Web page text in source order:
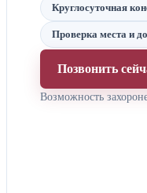
Круглосуточная
Проверка места и
Позвонить
Возможность